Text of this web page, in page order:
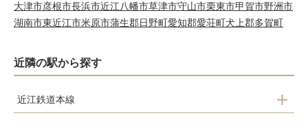
大津市彦根市長浜市近江八幡市草津市守山市栗東市甲賀市野洲市
湖南市東近江市米原市蒲生郡日野町愛知郡愛荘町犬上郡多賀町
近隣の駅から探す
近江鉄道本線